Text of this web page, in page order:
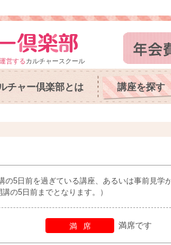
営するカルチャースクール
チャー倶楽部とは 講座を探す
の5日前を過ぎている講座、あるいは事前見
の5日前までとなります。）
満席 満席です